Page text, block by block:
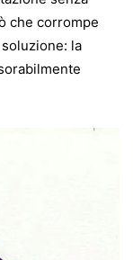
che corrompe
la